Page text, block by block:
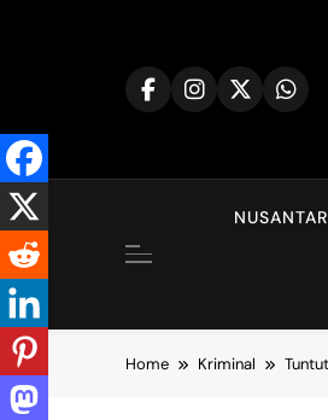
Home Kriminal